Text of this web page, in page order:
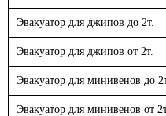
Эвакуатор для джипов до 2т.
Эвакуатор для джипов от 2т.
Эвакуатор для минивенов до
Эвакуатор для минивенов от